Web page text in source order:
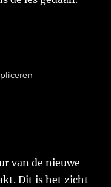
van de nieuwe
Dit is het zicht